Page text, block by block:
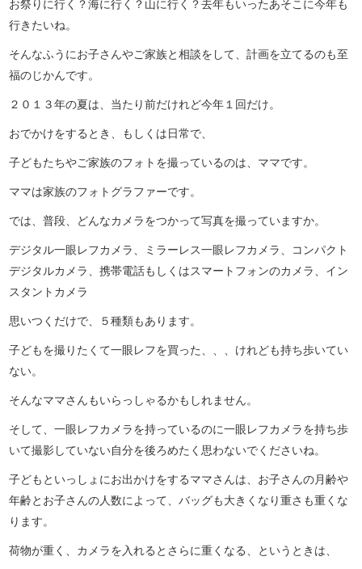
お祭りに行く？海に行く？山に行く？去年もいったあそこに今年も
行きたいね。
そんなふうにお子さんやご家族と相談をして、計画を立てるのも至
福のじかんです。
２０１３年の夏は、当たり前だけれど今年１回だけ。
おでかけをするとき、もしくは日常で、
子どもたちやご家族のフォトを撮っているのは、ママです。
ママは家族のフォトグラファーです。
では、普段、どんなカメラをつかって写真を撮っていますか。
デジタル一眼レフカメラ、ミラーレス一眼レフカメラ、コンパクト
デジタルカメラ、携帯電話もしくはスマートフォンのカメラ、イン
スタントカメラ
思いつくだけで、５種類もあります。
子どもを撮りたくて一眼レフを買った、、、けれども持ち歩いてい
ない。
そんなママさんもいらっしゃるかもしれません。
そして、一眼レフカメラを持っているのに一眼レフカメラを持ち歩
いて撮影していない自分を後ろめたく思わないでくださいね。
子どもといっしょにお出かけをするママさんは、お子さんの月齢や
年齢とお子さんの人数によって、バッグも大きくなり重さも重くな
ります。
荷物が重く、カメラを入れるとさらに重くなる、というときは、